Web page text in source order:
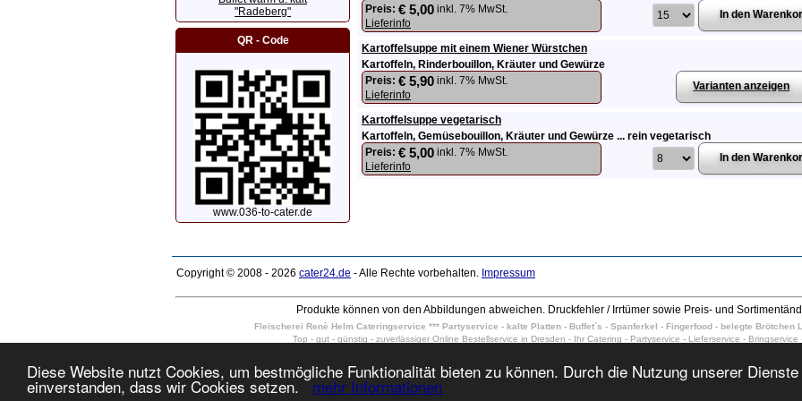
Diese Website nutzt Cookies, um bestmögliche Funktionalität bieten zu können. Durch die Nutzung unserer
einverstanden, dass wir Cookies setzen.mehr Informationen
"Radeberg"
QR - Code
www.036-to-cater.de
Preis: € 5,00 inkl. 7% MwSt.
Lieferinfo
Kartoffelsuppe mit einem Wiener Würstchen
Kartoffeln, Rinderbouillon, Kräuter und Gewürze
Preis: € 5,90 inkl. 7% MwSt.
Lieferinfo
Varianten anzeigen
Kartoffelsuppe vegetarisch
Kartoffeln, Gemüsebouillon, Kräuter und Gewürze ... rein vegetarisch
Preis: € 5,00 inkl. 7% MwSt.
Lieferinfo
Copyright © 2008 - 2026 cater24.de - Alle Rechte vorbehalten. Impressum
Produkte können von den Abbildungen abweichen. Druckfehler / Irrtümer sowie Preis- und
Fleischerei Renè Helm Cateringservice *** Partyservice - kalte Platten - Buffet`s - Spanferkel - Fingerfood - belegte Brötchen
Top - gut - günstig - zuverlässiger Online Bestellservice in Dresden - Ihr Catering - Partyservice - Lieferservice -
10 - 400 Personen in Dresden Neustadt, Dresden Altstadt Firmenservice, Kaltes Buffet, 20 Personen mit Anlieferung Dresden
täglich auch am Sonntag und Feiertag, Firmenabo auch in Dresden Plauen, zum Geburtstag, Party, Vereinsfeier, liefern wir kalte